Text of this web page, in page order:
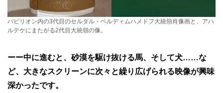
パビリオン内の3代目のセルダル・ベルディムハメドフ大統領肖像画と、アハ
ルテケにまたがる2代目大統領の像。
ーー中に進むと、砂漠を駆け抜ける馬、そして犬……な
ど、大きなスクリーンに次々と繰り広げられる映像が興味
深かったです。